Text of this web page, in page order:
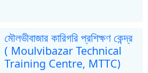
মৌলভীবাজার কারিগরি প্রশিক্ষণ কেন্দ্র
( Moulvibazar Technical
Training Centre, MTTC)